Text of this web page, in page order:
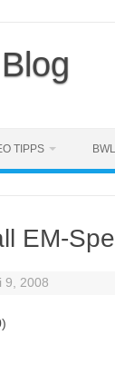
TIPPS
EM-
9, 2008
)